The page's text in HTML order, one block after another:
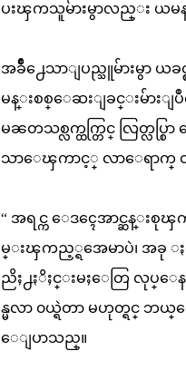
ပးၾကသူမ်ားမွာလည္း ယ
အခ်ိဳ႕ေသာျပည္သူမ်ားမွာ ယခ
မန္းစစ္ေဆးျခင္းမ်ား
မၼတသစ္လက္ထက္တြင္ လြတ္လ
သာေၾကာင့္ လာေရာက္ ၀
“ အရင္က ေဒၚေအာင္ဆန္းစုၾ
မ္းၾကည့္ရအေမာပဲ၊ အခု
ညိႈ႕ႏိႈင္းမႈေတြ လုပ္
န္မလာ ၀ယ္ရဲတာ မဟုတ္ရင္
ေျပာသည္။